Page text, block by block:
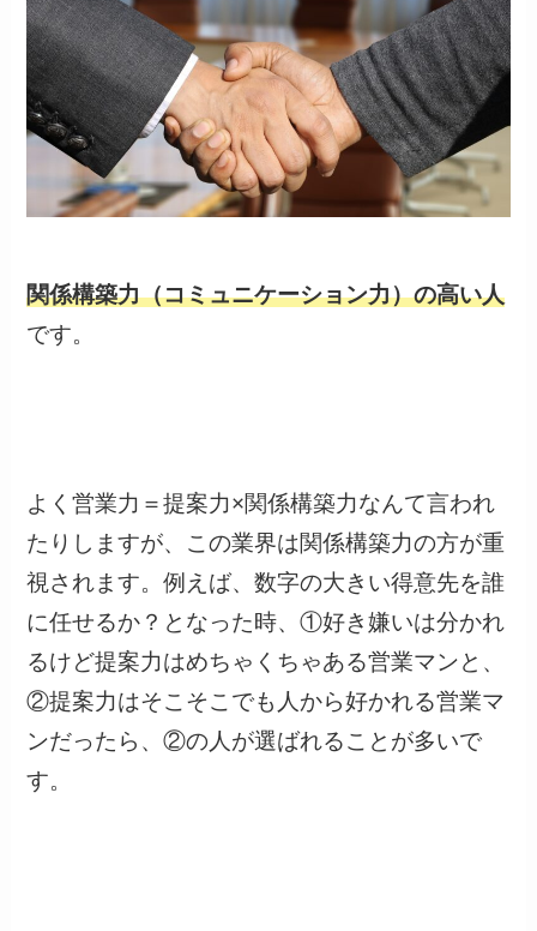
関係構築力（コミュニケーション力）の高い人
です。
よく営業力＝提案力×関係構築力なんて言われ
たりしますが、この業界は関係構築力の方が重
視されます。例えば、数字の大きい得意先を誰
に任せるか？となった時、①好き嫌いは分かれ
るけど提案力はめちゃくちゃある営業マンと、
②提案力はそこそこでも人から好かれる営業マ
ンだったら、②の人が選ばれることが多いで
す。